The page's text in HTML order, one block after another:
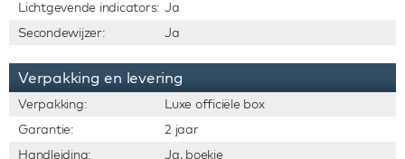
Lichtgevende indicators: Ja
Secondewijzer:
Ja
Verpakking en levering
Verpakking:
Luxe officiële box
Garantie:
2 jaar
Handleiding:
Ja, boekje